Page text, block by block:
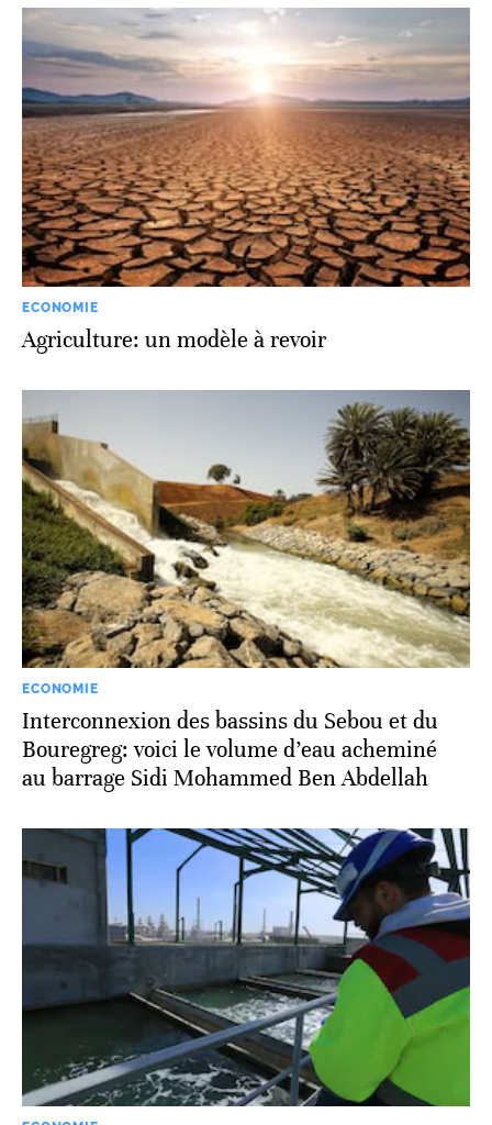
ECONOMIE
Agriculture: un modèle à revoir
ECONOMIE
Interconnexion des bassins du Sebou et du
Bouregreg: voici le volume d’eau acheminé
au barrage Sidi Mohammed Ben Abdellah